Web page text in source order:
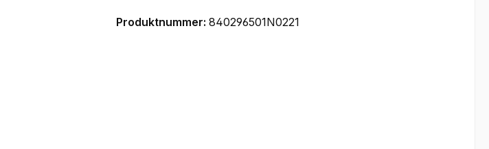
Produktnummer: 840296501N0221